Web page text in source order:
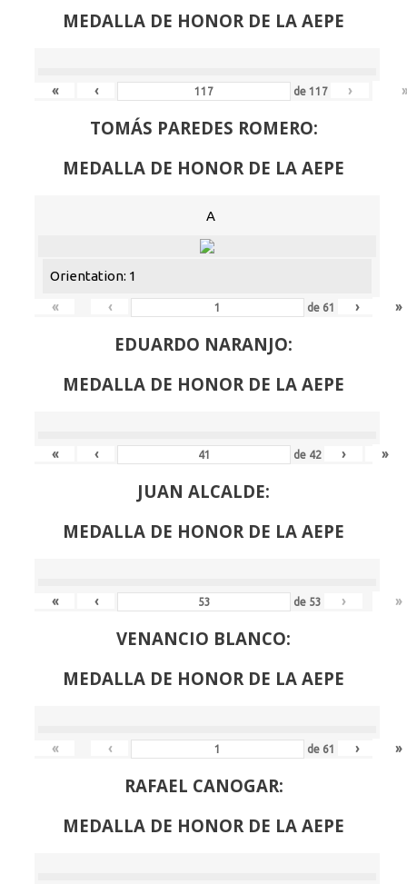
MEDALLA DE HONOR DE LA AEPE
« ‹ de117 ›
TOMÁS PAREDES ROMERO:
MEDALLA DE HONOR DE LA AEPE
A
Orientation: 1
«
‹ de 61 › »
EDUARDO NARANJO:
MEDALLA DE HONOR DE LA AEPE
« ‹ de 42 › »
JUAN ALCALDE:
MEDALLA DE HONOR DE LA AEPE
« ‹ de 53 › »
VENANCIO BLANCO:
MEDALLA DE HONOR DE LA AEPE
« ‹ de 61 › »
RAFAEL CANOGAR:
MEDALLA DE HONOR DE LA AEPE